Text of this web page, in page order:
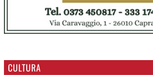
CULTURA